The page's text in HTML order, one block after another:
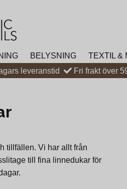
BELYSNING TEXTIL &
leveranstid Fri frakt över
tillfällen. Vi har allt från
till fina linnedukar för